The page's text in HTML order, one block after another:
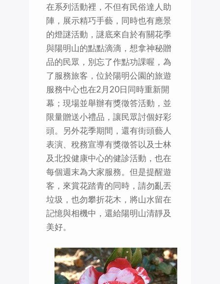
在系列活動裡，不但有民俗達人助
陣，展示精巧手藝，同時也有應景
的燈謎活動，謎底來自於有關花季
與陽明山的點點滴滴，想拿神秘贈
品的民眾，別忘了作點功課喔，為
了服務旅客，位於陽明公園的旅遊
服務中心也在2月20日同時重新開
幕；現場並舉辦有獎徵答活動，並
限量贈送小禮品，讓民眾討個好彩
頭。另外花季期間，還有街頭藝人
表演、稅務宣導有獎徵答以及士林
及北投健康中心的健診活動，也在
每個週末為大家服務。但是提醒遊
客，來賞花踏青的同時，請勿亂丟
垃圾，也勿攀折花木，將山水留在
記憶與相機中，還給陽明山清靜及
美好。